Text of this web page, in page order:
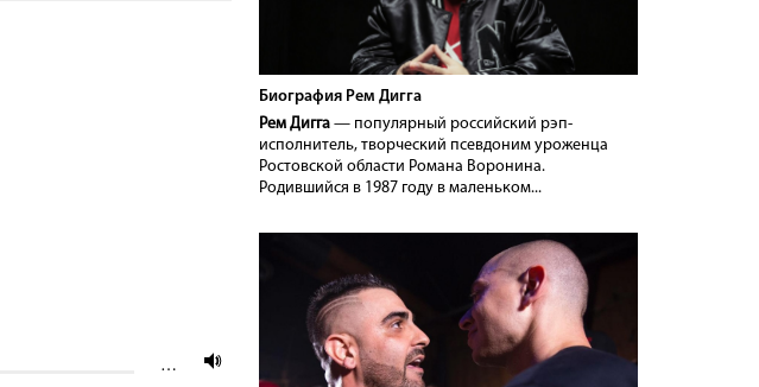
…
Биография Рем Дигга
Рем Дигга— популярный российский рэп-
исполнитель, творческий псевдоним уроженца
Ростовской области Романа Воронина.
Родившийся в 1987 году в маленьком...